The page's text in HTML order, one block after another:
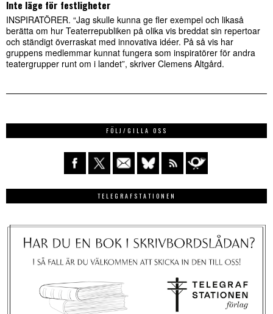
Inte läge för festligheter
INSPIRATÖRER. “Jag skulle kunna ge fler exempel och likaså
berätta om hur Teaterrepubliken på olika vis breddat sin repertoar
och ständigt överraskat med innovativa idéer. På så vis har
gruppens medlemmar kunnat fungera som inspiratörer för andra
teatergrupper runt om i landet”, skriver Clemens Altgård.
FÖLJ/GILLA OSS
TELEGRAFSTATIONEN